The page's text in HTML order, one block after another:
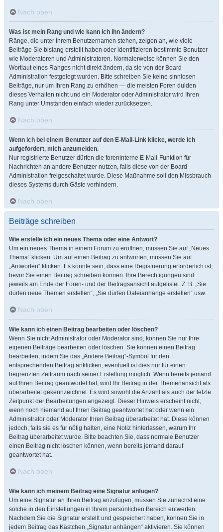
Nach oben
Was ist mein Rang und wie kann ich ihn ändern?
Ränge, die unter Ihrem Benutzernamen stehen, zeigen an, wie viele
Beiträge Sie bislang erstellt haben oder identifizieren bestimmte Benutzer
wie Moderatoren und Administratoren. Normalerweise können Sie den
Wortlaut eines Ranges nicht direkt ändern, da sie von der Board-
Administration festgelegt wurden. Bitte schreiben Sie keine sinnlosen
Beiträge, nur um Ihren Rang zu erhöhen — die meisten Foren dulden
dieses Verhalten nicht und ein Moderator oder Administrator wird Ihren
Rang unter Umständen einfach wieder zurücksetzen.
Nach oben
Wenn ich bei einem Benutzer auf den E-Mail-Link klicke, werde ich
aufgefordert, mich anzumelden.
Nur registrierte Benutzer dürfen die foreninterne E-Mail-Funktion für
Nachrichten an andere Benutzer nutzen, falls diese von der Board-
Administration freigeschaltet wurde. Diese Maßnahme soll den Missbrauch
dieses Systems durch Gäste verhindern.
Nach oben
Beiträge schreiben
Wie erstelle ich ein neues Thema oder eine Antwort?
Um ein neues Thema in einem Forum zu eröffnen, müssen Sie auf „Neues
Thema“ klicken. Um auf einen Beitrag zu antworten, müssen Sie auf
„Antworten“ klicken. Es könnte sein, dass eine Registrierung erforderlich ist,
bevor Sie einen Beitrag schreiben können. Ihre Berechtigungen sind
jeweils am Ende der Foren- und der Beitragsansicht aufgelistet. Z. B. „Sie
dürfen neue Themen erstellen“, „Sie dürfen Dateianhänge erstellen“ usw.
Nach oben
Wie kann ich einen Beitrag bearbeiten oder löschen?
Wenn Sie nicht Administrator oder Moderator sind, können Sie nur Ihre
eigenen Beiträge bearbeiten oder löschen. Sie können einen Beitrag
bearbeiten, indem Sie das „Ändere Beitrag“-Symbol für den
entsprechenden Beitrag anklicken; eventuell ist dies nur für einen
begrenzten Zeitraum nach seiner Erstellung möglich. Wenn bereits jemand
auf Ihren Beitrag geantwortet hat, wird Ihr Beitrag in der Themenansicht als
überarbeitet gekennzeichnet. Es wird sowohl die Anzahl als auch der letzte
Zeitpunkt der Bearbeitungen angezeigt. Dieser Hinweis erscheint nicht,
wenn noch niemand auf Ihren Beitrag geantwortet hat oder wenn ein
Administrator oder Moderator Ihren Beitrag überarbeitet hat. Diese können
jedoch, falls sie es für nötig halten, eine Notiz hinterlassen, warum Ihr
Beitrag überarbeitet wurde. Bitte beachten Sie, dass normale Benutzer
einen Beitrag nicht löschen können, wenn bereits jemand darauf
geantwortet hat.
Nach oben
Wie kann ich meinem Beitrag eine Signatur anfügen?
Um eine Signatur an Ihren Beitrag anzufügen, müssen Sie zunächst eine
solche in den Einstellungen in Ihrem persönlichen Bereich entwerfen.
Nachdem Sie die Signatur erstellt und gespeichert haben, können Sie in
jedem Beitrag das Kästchen „Signatur anhängen“ aktivieren. Sie können